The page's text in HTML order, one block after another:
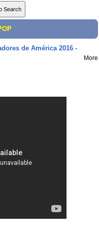
de América 2016 -
More